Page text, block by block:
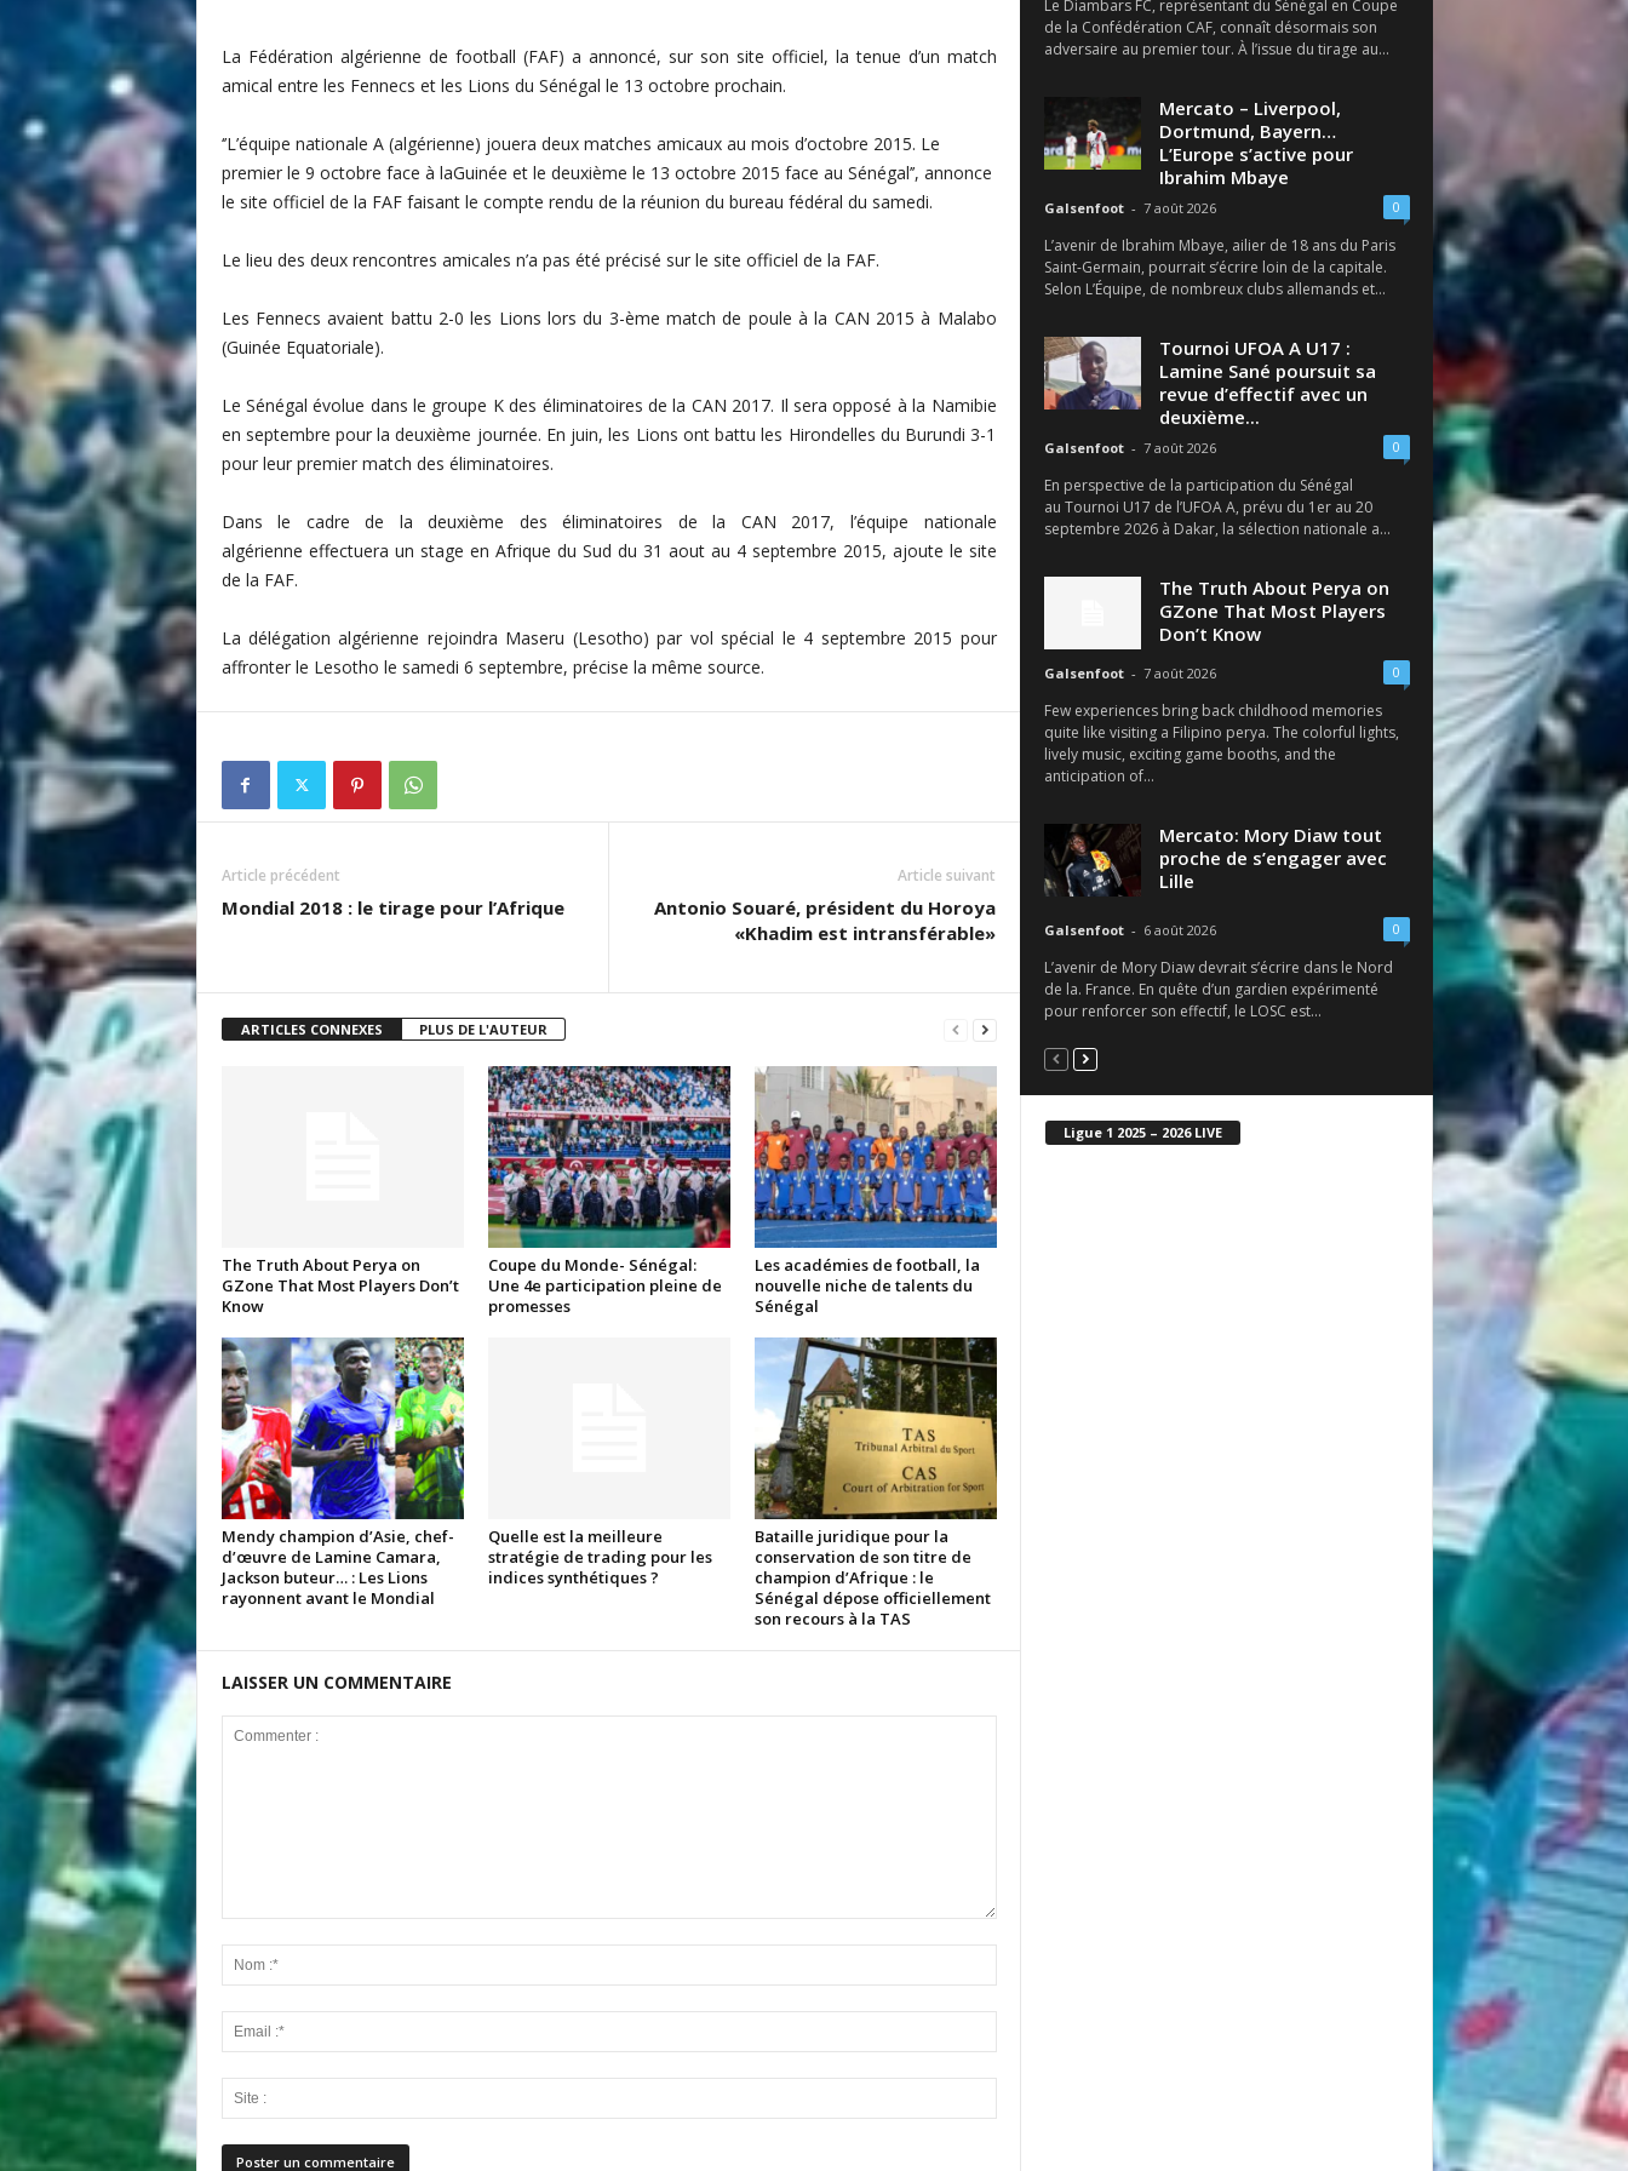
t
é
d
t
l
S
é
n
é
g
a
a
La Fédération algérienne de football (FAF) a annoncé, sur son site officiel, la tenue d’un match
amical entre les Fennecs et les Lions du Sénégal le 13 octobre prochain.
‘’L’équipe nationale A (algérienne) jouera deux matches amicaux au mois d’octobre 2015. Le
premier le 9 octobre face à laGuinée et le deuxième le 13 octobre 2015 face au Sénégal’’, annonce
le site officiel de la FAF faisant le compte rendu de la réunion du bureau fédéral du samedi.
Le lieu des deux rencontres amicales n’a pas été précisé sur le site officiel de la FAF.
Les Fennecs avaient battu 2-0 les Lions lors du 3-ème match de poule à la CAN 2015 à Malabo
(Guinée Equatoriale).
Le Sénégal évolue dans le groupe K des éliminatoires de la CAN 2017. Il sera opposé à la Namibie
en septembre pour la deuxième journée. En juin, les Lions ont battu les Hirondelles du Burundi 3-1
pour leur premier match des éliminatoires.
Dans le cadre de la deuxième des éliminatoires de la CAN 2017, l’équipe nationale
algérienne effectuera un stage en Afrique du Sud du 31 aoutau 4 septembre 2015, ajoute le site
de la FAF.
La délégation algérienne rejoindra Maseru (Lesotho) par vol spécial le 4 septembre 2015 pour
affronter le Lesotho le samedi 6 septembre, précise la même source.
Article précédent
Mondial 2018 : le tirage pour l’Afrique
Article suivant
Antonio Souaré, président du Horoya
«Khadim est intransférable»
ARTICLES CONNEXES PLUS DE L'AUTEUR
The Truth About Perya on
GZone That Most Players Don’t
Know
Coupe du Monde- Sénégal:
Une 4e participation pleine de
promesses
Les académies de football, la
nouvelle niche de talents du
Sénégal
Mendy champion d’Asie, chef-
d’œuvre de Lamine Camara,
Jackson buteur… : Les Lions
rayonnent avant le Mondial
Quelle est la meilleure
stratégie de trading pour les
indices synthétiques ?
Bataille juridique pour la
conservation de son titre de
champion d’Afrique : le
Sénégal dépose officiellement
son recours à la TAS
LAISSER UN COMMENTAIRE
Le Diambars FC, représentant du Sénégal en Coupe
de la Confédération CAF, connaît désormais son
adversaire au premier tour. À l’issue du tirage au...
Mercato – Liverpool,
Dortmund, Bayern…
L’Europe s’active pour
Ibrahim Mbaye
Galsenfoot - 7 août 2026 0
L’avenir de Ibrahim Mbaye, ailier de 18 ans du Paris
Saint-Germain, pourrait s’écrire loin de la capitale.
Selon L’Équipe, de nombreux clubs allemands et...
Tournoi UFOA A U17 :
Lamine Sané poursuit sa
revue d’effectif avec un
deuxième...
Galsenfoot - 7 août 2026 0
En perspective de la participation du Sénégal
au Tournoi U17 de l’UFOA A, prévu du 1er au 20
septembre 2026 à Dakar, la sélection nationale a...
The Truth About Perya on
GZone That Most Players
Don’t Know
Galsenfoot - 7 août 2026 0
Few experiences bring back childhood memories
quite like visiting a Filipino perya. The colorful lights,
lively music, exciting game booths, and the
anticipation of...
Mercato: Mory Diaw tout
proche de s’engager avec
Lille
Galsenfoot - 6 août 2026 0
L’avenir de Mory Diaw devrait s’écrire dans le Nord
de la. France. En quête d’un gardien expérimenté
pour renforcer son effectif, le LOSC est...
Ligue 1 2025 – 2026 LIVE